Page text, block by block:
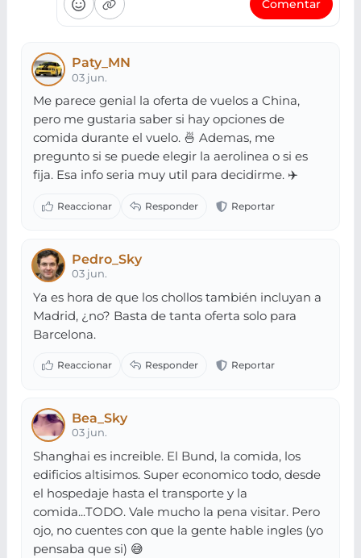
Comentar
Paty_MN
03 jun.
Me parece genial la oferta de vuelos a China,
pero me gustaria saber si hay opciones de
comida durante el vuelo. 🍜 Ademas, me
pregunto si se puede elegir la aerolinea o si es
fija. Esa info seria muy util para decidirme. ✈️
Pedro_Sky
03 jun.
Ya es hora de que los chollos también incluyan a
Madrid, ¿no? Basta de tanta oferta solo para
Barcelona.
Bea_Sky
03 jun.
Shanghai es increible. El Bund, la comida, los
edificios altisimos. Super economico todo, desde
el hospedaje hasta el transporte y la
comida...TODO. Vale mucho la pena visitar. Pero
ojo, no cuentes con que la gente hable ingles (yo
pensaba que si) 😅